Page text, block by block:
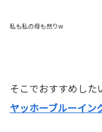
私も私の母も然りw
そこでおすすめした
ヤッホーブルーイン